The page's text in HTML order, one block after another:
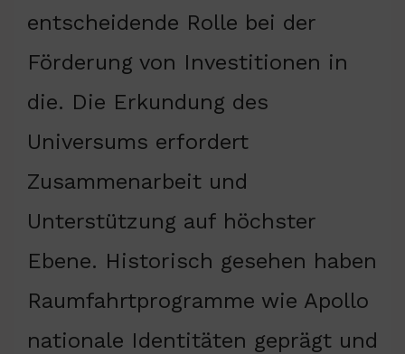
entscheidende Rolle bei der
Förderung von Investitionen in
die. Die Erkundung des
Universums erfordert
Zusammenarbeit und
Unterstützung auf höchster
Ebene. Historisch gesehen haben
Raumfahrtprogramme wie Apollo
nationale Identitäten geprägt und